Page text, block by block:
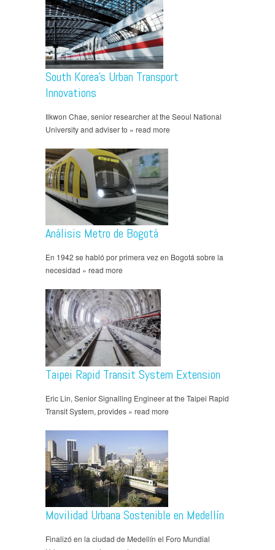
South Korea’s Urban Transport
Innovations
Ilkwon Chae, senior researcher at the Seoul National
University and adviser to » read more
Análisis Metro de Bogotá
En 1942 se habló por primera vez en Bogotá sobre la
necesidad » read more
Taipei Rapid Transit System Extension
Eric Lin, Senior Signalling Engineer at the Taipei Rapid
Transit System, provides » read more
Movilidad Urbana Sostenible en Medellín
Finalizó en la ciudad de Medellín el Foro Mundial